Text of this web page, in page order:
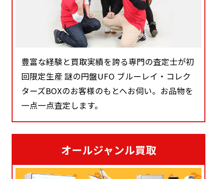
豊富な経験と買取実績を誇る専門の査定士が初
回限定生産 謎の円盤UFO ブルーレイ・コレク
ターズBOXのお客様のもとへお伺い。お品物を
一点一点査定します。
オールジャンル買取